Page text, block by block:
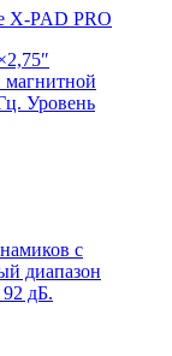
X-PAD PRO
Уровень
с
диапазон
дБ.